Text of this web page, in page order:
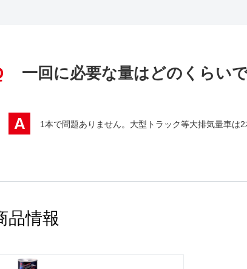
一回に必要な量はどのくらい
A 1本で問題ありません。大型トラック等大排気量車は2
品情報